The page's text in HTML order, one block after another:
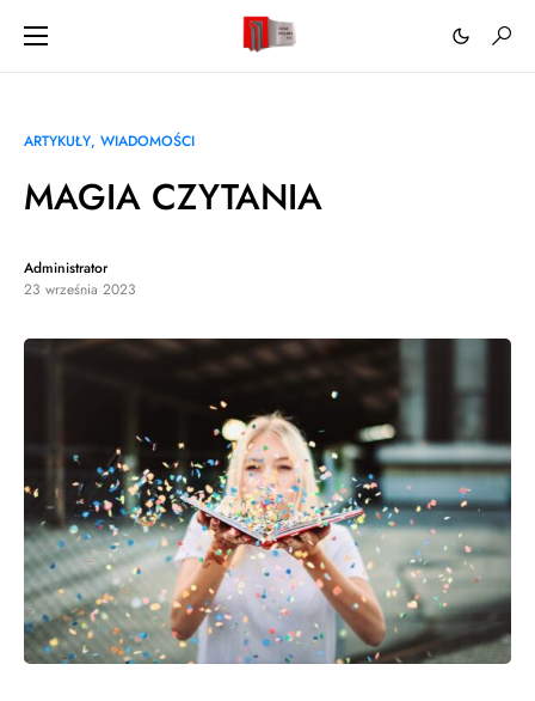
ARTYKUŁY WIADOMOŚCI
MAGIA CZYTANIA
Administrator
23 września 2023